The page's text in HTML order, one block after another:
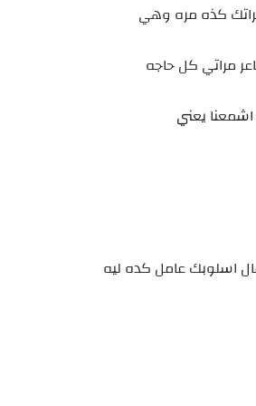
كذه مره وهي
مراتي كل حاجه
اشمعنا يعني
اسلوبك عامل كده ليه